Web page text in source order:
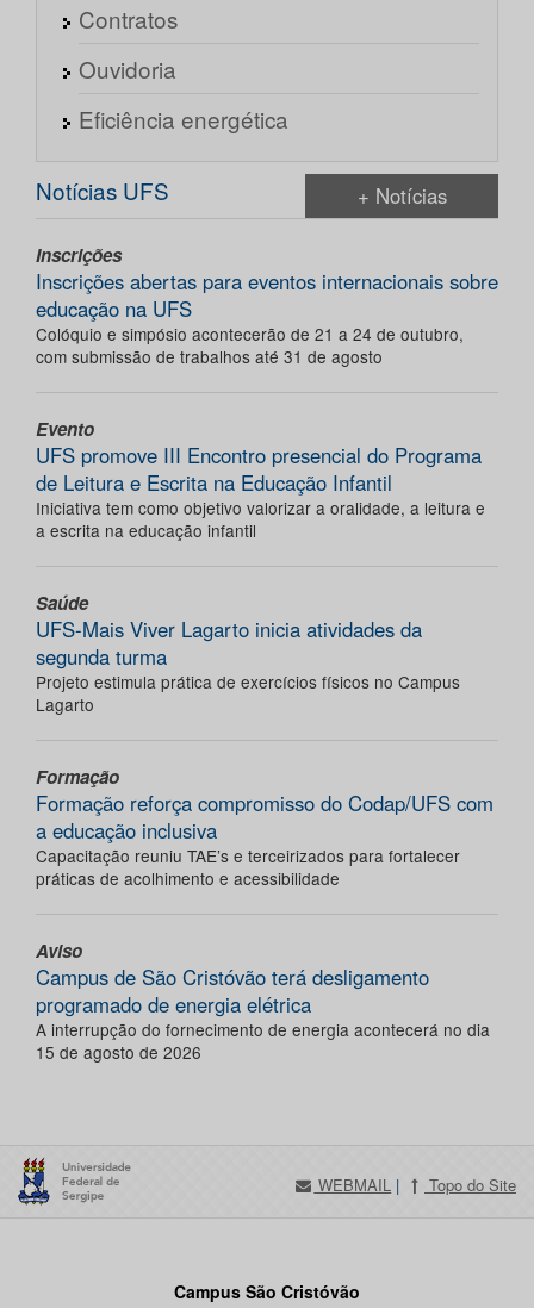
Contratos
Ouvidoria
Eficiência energética
Notícias UFS + Notícias
Inscrições
Inscrições abertas para eventos internacionais sobre
educação na UFS
Colóquio e simpósio acontecerão de 21 a 24 de outubro,
com submissão de trabalhos até 31 de agosto
Evento
UFS promove III Encontro presencial do Programa
de Leitura e Escrita na Educação Infantil
Iniciativa tem como objetivo valorizar a oralidade, a leitura e
a escrita na educação infantil
Saúde
UFS-Mais Viver Lagarto inicia atividades da
segunda turma
Projeto estimula prática de exercícios físicos no Campus
Lagarto
Formação
Formação reforça compromisso do Codap/UFS com
a educação inclusiva
Capacitação reuniu TAE’s e terceirizados para fortalecer
práticas de acolhimento e acessibilidade
Aviso
Campus de São Cristóvão terá desligamento
programado de energia elétrica
A interrupção do fornecimento de energia acontecerá no dia
15 de agosto de 2026
WEBMAIL | Topo do Site
Campus São Cristóvão